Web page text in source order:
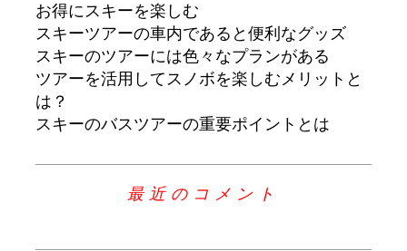
お得にスキーを楽しむ
スキーツアーの車内であると便利なグッズ
スキーのツアーには色々なプランがある
ツアーを活用してスノボを楽しむメリットと
は？
スキーのバスツアーの重要ポイントとは
最近のコメント